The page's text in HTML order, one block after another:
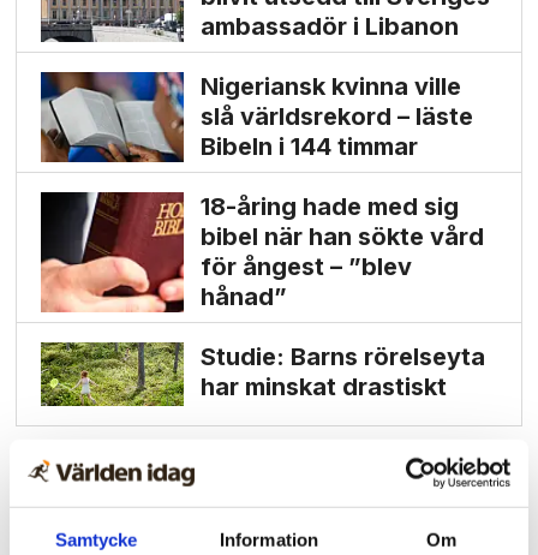
Samtycke Information Om
ambassadör i Libanon
Nigeriansk kvinna ville
slå världs­rekord – läste
Bibeln i 144 timmar
18-åring hade med sig
bibel när han sökte vård
för ångest – ”blev
hånad”
Studie: Barns rörelseyta
har minskat drastiskt